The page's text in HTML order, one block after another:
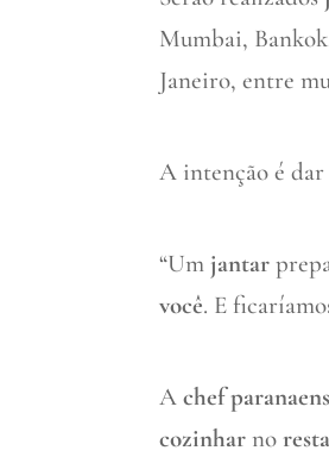
Mumbai,
Janeiro, entre
A intenção é dar
“Umjantar
você. E
Achef
cozinhar no